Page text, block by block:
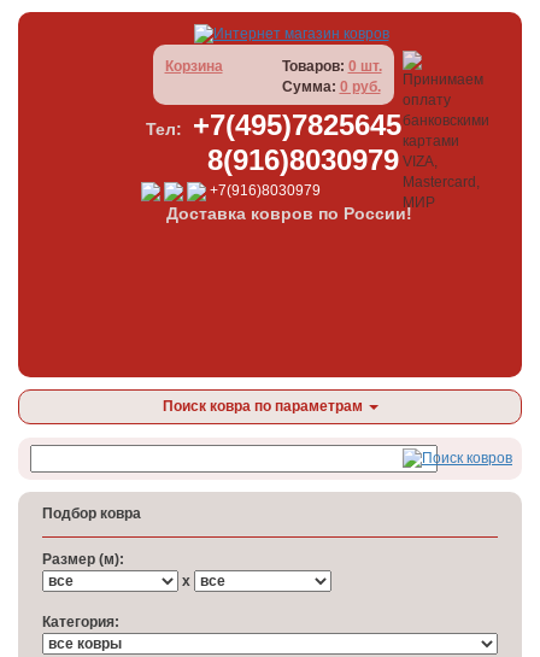
Корзина Товаров: 0 шт.
Сумма: 0 руб.
Тел:
+7(495)7825645
8(916)8030979
+7(916)8030979
Доставка ковров по России!
Поиск ковра по параметрам
Подбор ковра
Размер (м):
x
Категория: